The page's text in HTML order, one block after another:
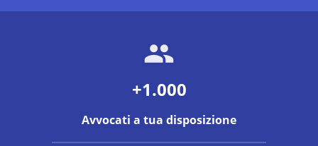
+1.000
Avvocati a tua disposizione